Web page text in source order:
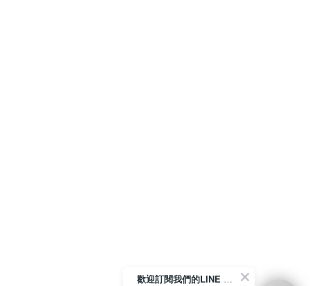
歡迎訂閱我們的LINE 官方帳號